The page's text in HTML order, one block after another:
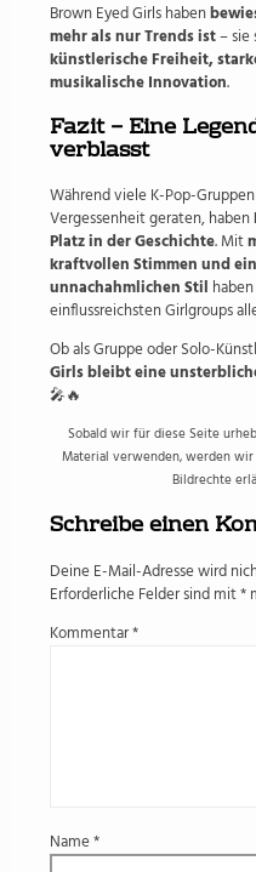
Brown Eyed Girls haben
mehr als nur Trends ist– sie
künstlerische Freiheit,
musikalische Innovation.
Fazit – Eine
verblasst
Während viele K-Pop-
Vergessenheit geraten, haben
Platz in der Geschichte. Mit
kraftvollen Stimmen und
unnachahmlichen Stil
einflussreichsten Girlgroups
Ob als Gruppe oder Solo-
Girls bleibt eine
🎤🔥
Sobald wir für diese Seite
Material verwenden, werden
Bildrechte
Schreibe einen
Deine E-Mail-Adresse wird
Erforderliche Felder sind mit*
Kommentar*
Name*